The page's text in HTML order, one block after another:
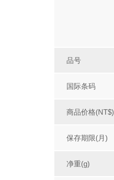
品号
国际条码
商品价格(NT$)
保存期限(月)
净重(g)